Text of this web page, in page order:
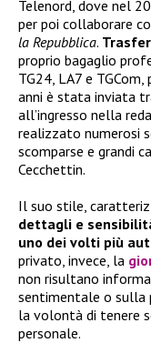
Telenord, dove nel
per poi collaborare
la Repubblica.
proprio bagaglio
TG24, LA7 e TGCom,
anni è stata inviata
all’ingresso nella
realizzato numerosi
scomparse e grandi
Cecchettin.
Il suo stile,
dettagli e
uno dei volti più
privato, invece, la
non risultano
sentimentale o sulla
la volontà di tenere
personale.